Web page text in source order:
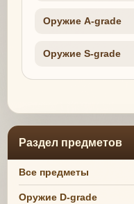
Оружие A-grade
Оружие S-grade
Раздел предметов
Все предметы
Оружие D-grade